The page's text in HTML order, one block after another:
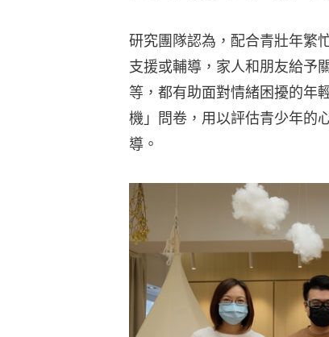
香港賽馬會慈善信託基金策劃及撥捐近2億